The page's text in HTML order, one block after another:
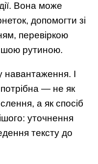
Вона може
допомогти зі
перевіркою
рутиною.
навантаження. І
— не як
а як спосіб
уточнення
тексту до